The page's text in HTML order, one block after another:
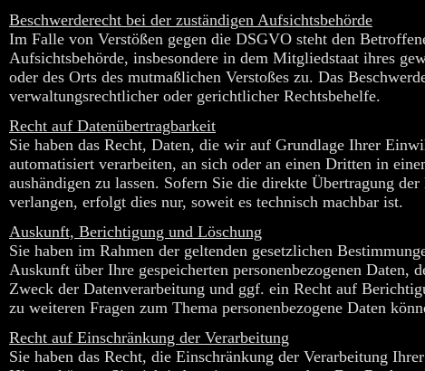
Beschwerderecht bei der zuständigen Aufsichtsbehörde
Im Falle von Verstößen gegen die DSGVO steht den
Aufsichtsbehörde, insbesondere in dem Mitgliedstaat ihres
oder des Orts des mutmaßlichen Verstoßes zu. Das
verwaltungsrechtlicher oder gerichtlicher Rechtsbehelfe.
Recht auf Datenübertragbarkeit
Sie haben das Recht, Daten, die wir auf Grundlage Ihrer
automatisiert verarbeiten, an sich oder an einen Dritten in
aushändigen zu lassen. Sofern Sie die direkte Übertragung
verlangen, erfolgt dies nur, soweit es technisch machbar ist.
Auskunft, Berichtigung und Löschung
Sie haben im Rahmen der geltenden gesetzlichen
Auskunft über Ihre gespeicherten personenbezogenen Daten,
Zweck der Datenverarbeitung und ggf. ein Recht auf
zu weiteren Fragen zum Thema personenbezogene Daten
Recht auf Einschränkung der Verarbeitung
Sie haben das Recht, die Einschränkung der Verarbeitung